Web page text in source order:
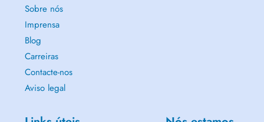
Sobre nós
Imprensa
Blog
Carreiras
Contacte-nos
Aviso legal